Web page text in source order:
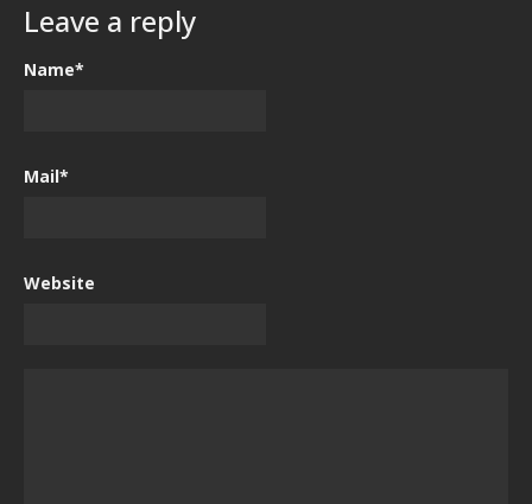
Leave a reply
Name*
Mail*
Website